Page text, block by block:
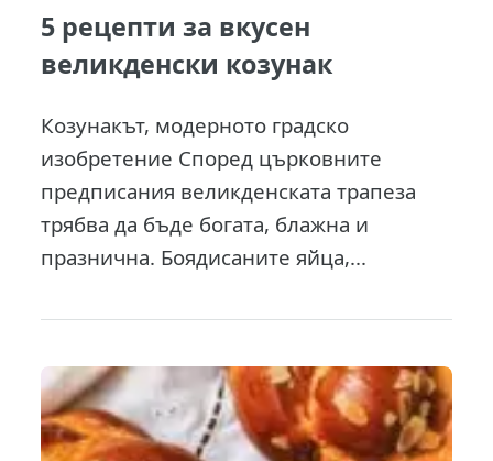
5 рецепти за вкусен
великденски козунак
Козунакът, модерното градско
изобретение Според църковните
предписания великденската трапеза
трябва да бъде богата, блажна и
празнична. Боядисаните яйца,...